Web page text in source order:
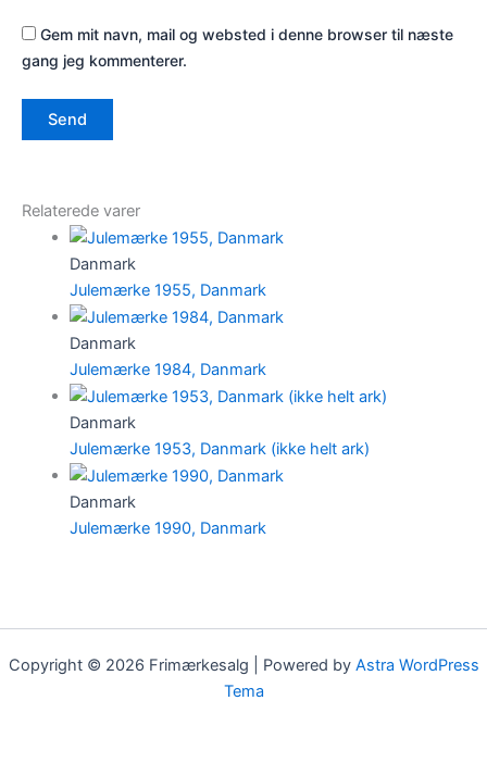
Gem mit navn, mail og websted i denne browser til næste
gang jeg kommenterer.
Relaterede varer
Danmark
Julemærke 1955, Danmark
Danmark
Julemærke 1984, Danmark
Danmark
Julemærke 1953, Danmark (ikke helt ark)
Danmark
Julemærke 1990, Danmark
Copyright © 2026 Frimærkesalg | Powered by Astra WordPress
Tema